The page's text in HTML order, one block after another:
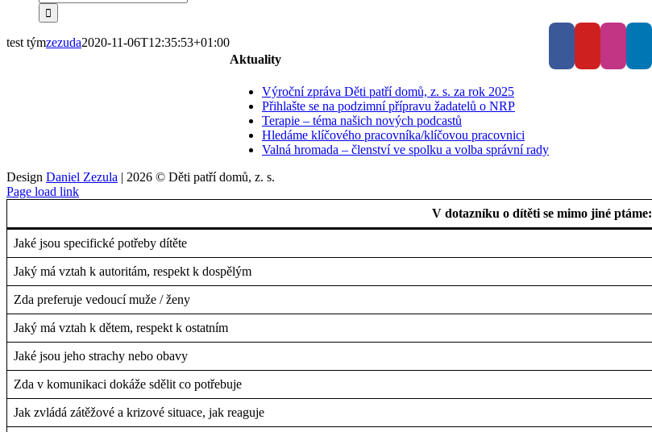
test týmzezuda2020-11-06T12:35:53+01:00
Aktuality
Výroční zpráva Děti patří domů, z. s. za rok 2025
Přihlašte se na podzimní přípravu žadatelů o NRP
Terapie – téma našich nových podcastů
Hledáme klíčového pracovníka/klíčovou pracovnici
Valná hromada – členství ve spolku a volba správní rady
Design Daniel Zezula | 2026 © Děti patří domů, z. s.
Page load link
V dotazníku o dítěti se mimo jiné ptáme:
Jaké jsou specifické potřeby dítěte
Jaký má vztah k autoritám, respekt k dospělým
Zda preferuje vedoucí muže / ženy
Jaký má vztah k dětem, respekt k ostatním
Jaké jsou jeho strachy nebo obavy
Zda v komunikaci dokáže sdělit co potřebuje
Jak zvládá zátěžové a krizové situace, jak reaguje